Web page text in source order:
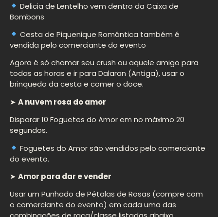
Delicia de Lentelho vem dentro da Caixa de
Bombons
Cesta de Piquenique Romântica também é
vendida pelo comerciante do evento
Agora é só chamar seu crush ou aquele amigo para
todas as horas e ir para Dalaran (Antiga), usar o
brinquedo da cesta e comer o doce.
➤ A nuvem rosa do amor
Disparar 10 Foguetes do Amor em no máximo 20
segundos.
Foguetes do Amor são vendidos pelo comerciante
do evento.
➤ Amor para dar e vender
Usar um Punhado de Pétalas de Rosas (compre com
o comerciante do evento) em cada uma das